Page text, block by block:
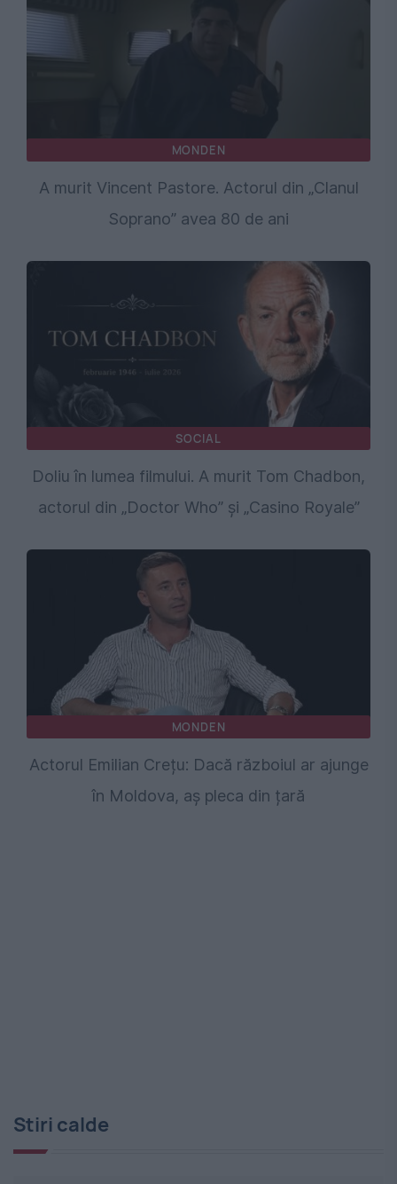
MONDEN
A murit Vincent Pastore. Actorul din „Clanul
Soprano” avea 80 de ani
SOCIAL
Doliu în lumea filmului. A murit Tom Chadbon,
actorul din „Doctor Who” și „Casino Royale”
MONDEN
Actorul Emilian Crețu: Dacă războiul ar ajunge
în Moldova, aș pleca din țară
Stiri calde